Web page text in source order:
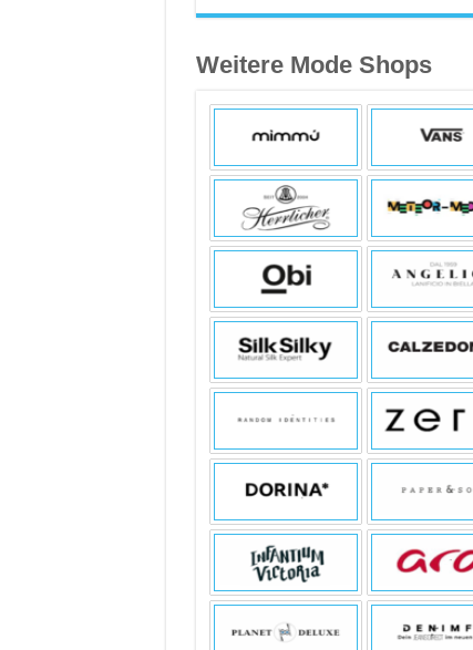
Weitere Mode Shops